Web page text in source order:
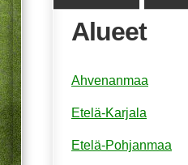
Alueet
Ahvenanmaa
Etelä-Karjala
Etelä-Pohjanmaa